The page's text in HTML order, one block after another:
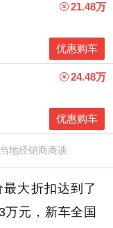
21.48万
优惠购车
24.48万
优惠购车
地经销商商谈
大折扣达到了
万元，新车全国